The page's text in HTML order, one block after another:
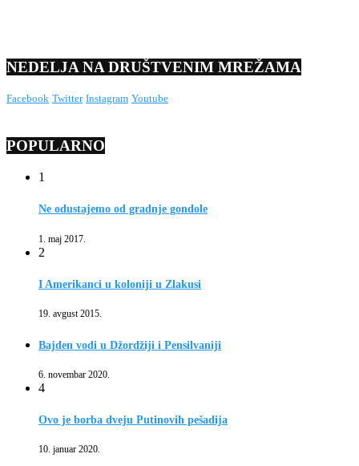
NEDELJA NA DRUŠTVENIM MREŽAMA
Facebook Twitter Instagram Youtube
POPULARNO
1
Ne odustajemo od gradnje gondole
1. maj 2017.
2
I Amerikanci u koloniji u Zlakusi
19. avgust 2015.
Bajden vodi u Džordžiji i Pensilvaniji
6. novembar 2020.
4
Ovo je borba dveju Putinovih pešadija
10. januar 2020.